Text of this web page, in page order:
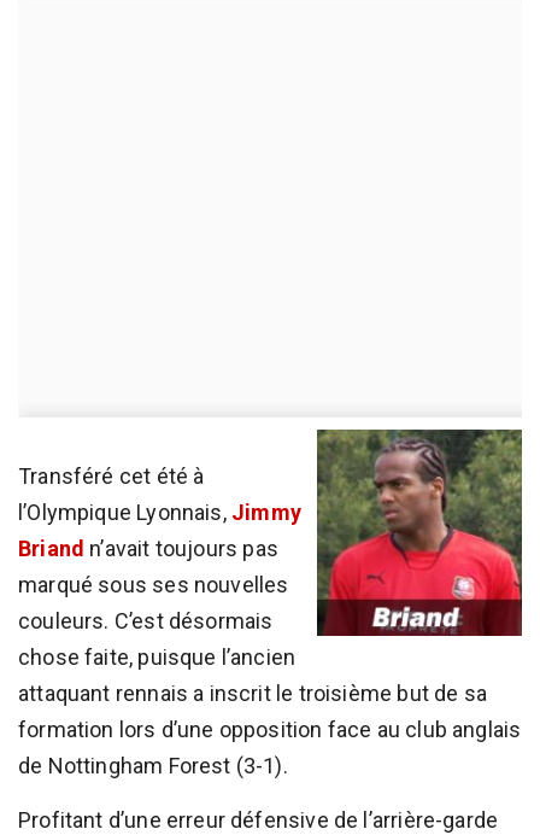
Transféré cet été à
l’Olympique Lyonnais, Jimmy
Briand n’avait toujours pas
marqué sous ses nouvelles
couleurs. C’est désormais
chose faite, puisque l’ancien
attaquant rennais a inscrit le troisième but de sa
formation lors d’une opposition face au club anglais
de Nottingham Forest (3-1).
Profitant d’une erreur défensive de l’arrière-garde